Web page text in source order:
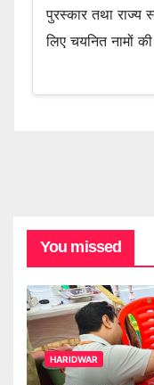
पुरस्कार तथा राज्य
लिए चयनित नामों
You missed
HARIDWAR